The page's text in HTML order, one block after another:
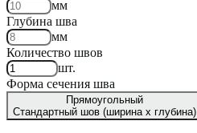
мм
Глубина шва
мм
Количество швов
шт.
Форма сечения шва
Прямоугольный
Стандартный шов (ширина x глубина)